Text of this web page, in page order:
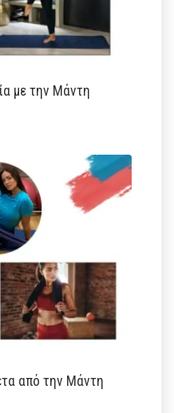
με την Μάντη
από την Μάντη